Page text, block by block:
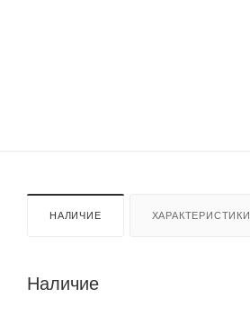
НАЛИЧИЕ ХАРАКТЕРИСТИКИ
Наличие